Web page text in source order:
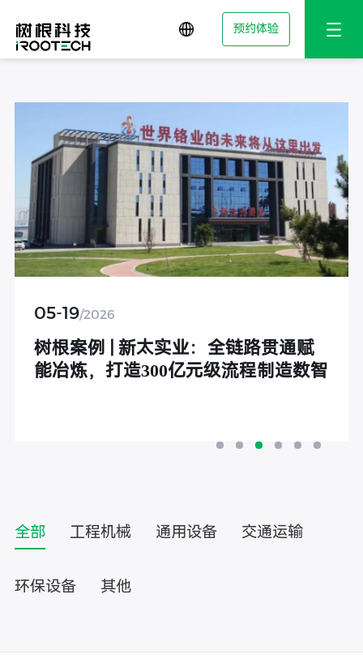
预约体验
05-19/2026
树根案例 | 新太实业：全链路贯通赋
能冶炼，打造300亿元级流程制造数智
全部 工程机械 通用设备 交通运输
环保设备 其他